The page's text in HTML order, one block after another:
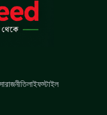
রাজনীতিলাইফস্টাইল